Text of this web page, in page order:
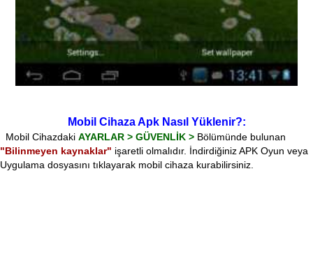
Mobil Cihaza Apk Nasıl Yüklenir?:
Mobil Cihazdaki AYARLAR > GÜVENLİK > Bölümünde bulunan
"Bilinmeyen kaynaklar" işaretli olmalıdır. İndirdiğiniz APK Oyun veya
Uygulama dosyasını tıklayarak mobil cihaza kurabilirsiniz.